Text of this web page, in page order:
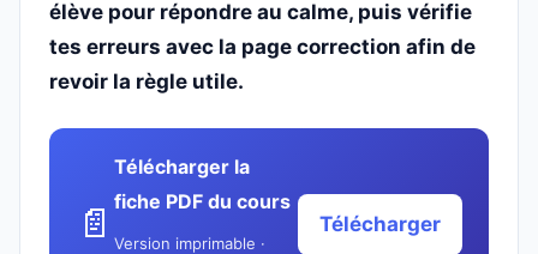
élève pour répondre au calme, puis vérifie
tes erreurs avec la page correction afin de
revoir la règle utile.
📄
Télécharger la
fiche PDF du cours
Version imprimable ·
Télécharger